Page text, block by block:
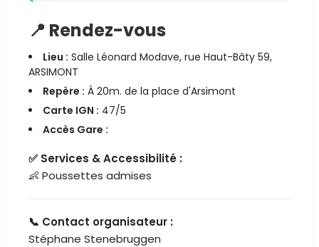
📍 Rendez-vous
Lieu : Salle Léonard Modave, rue Haut-Bâty 59,
ARSIMONT
Repère : À 20m. de la place d'Arsimont
Carte IGN : 47/5
Accès Gare :
✅ Services & Accessibilité :
👶 Poussettes admises
📞 Contact organisateur :
Stéphane Stenebruggen